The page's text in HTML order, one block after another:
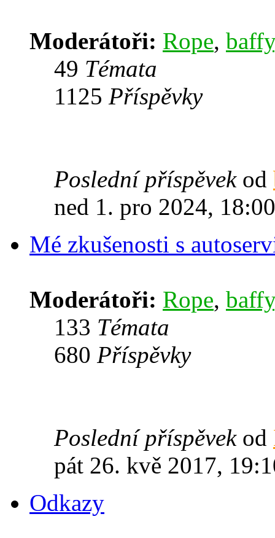
Moderátoři: Rope, baffy
49 Témata
1125 Příspěvky
Poslední příspěvekod
ned 1. pro 2024, 18:00
Mé zkušenosti s
Moderátoři: Rope, baffy
133 Témata
680 Příspěvky
Poslední příspěvekod
pát 26. kvě 2017,
Odkazy